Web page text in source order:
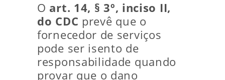
O art. 14, § 3º, inciso II,
do CDC prevê que o
fornecedor de serviços
pode ser isento de
responsabilidade quando
provar que o dano